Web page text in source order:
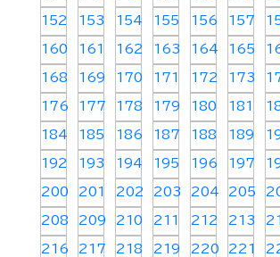
152 153 154 155 156 157
160 161 162 163 164 165
168 169 170 171 172 173
176 177 178 179 180 181
184 185 186 187 188 189
192 193 194 195 196 197
200 201 202 203 204 205
208 209 210 211 212 213
216 217 218 219 220 221